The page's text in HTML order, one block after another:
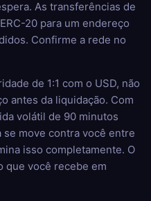
As transferências de
20 para um endereço
Confirme a rede no
de 1:1 com o USD, não
antes da liquidação. Com
volátil de 90 minutos
move contra você entre
isso completamente. O
que você recebe em